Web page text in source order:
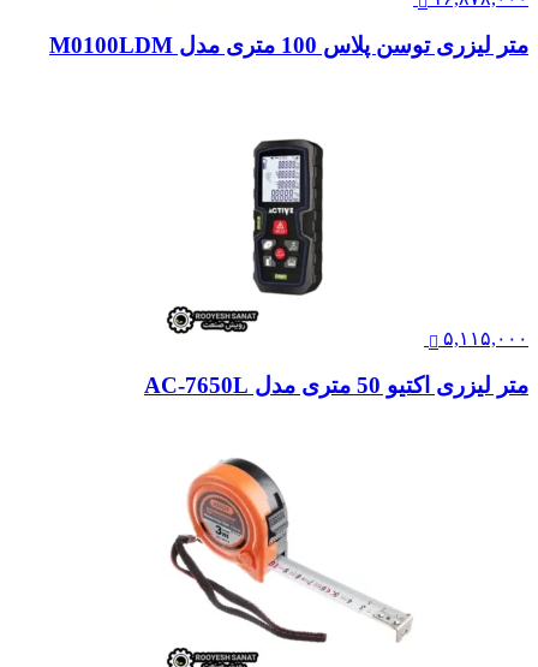
متر لیزری توسن پلاس 100 متری مدل M0100LDM
۵,۱۱۵,۰۰۰
متر لیزری اکتیو 50 متری مدل AC-7650L